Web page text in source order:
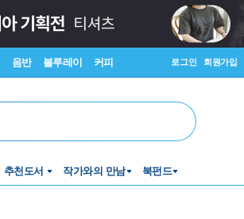
음반 블루레이 커피 로그인 회원가입
추천도서 작가와의 만남 북펀드